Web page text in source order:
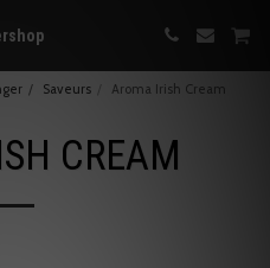
Saveurs Aroma Irish Cream
CREAM